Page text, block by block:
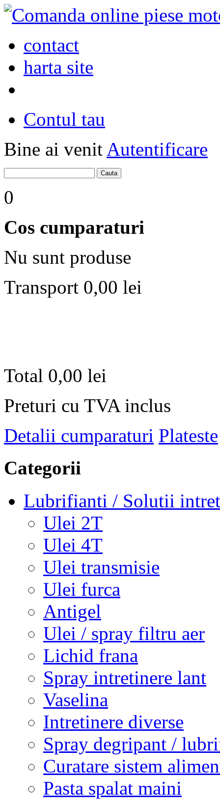
contact
harta site
Contul tau
Bine ai venit Autentificare
0
Cos cumparaturi
Nu sunt produse
Transport 0,00 lei
Total 0,00 lei
Preturi cu TVA inclus
Detalii cumparaturi Plateste
Categorii
Lubrifianti / Solutii
Ulei 2T
Ulei 4T
Ulei transmisie
Ulei furca
Antigel
Ulei / spray filtru aer
Lichid frana
Spray intretinere lant
Vaselina
Intretinere diverse
Spray degripant /
Curatare sistem
Pasta spalat maini